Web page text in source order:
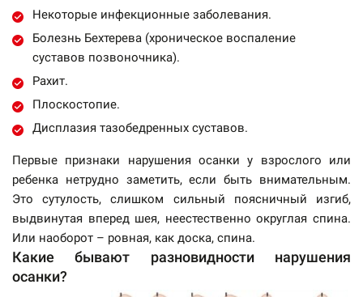
Некоторые инфекционные заболевания.
Болезнь Бехтерева (хроническое воспаление
суставов позвоночника).
Рахит.
Плоскостопие.
Дисплазия тазобедренных суставов.
Первые признаки нарушения осанки у взрослого или
ребенка нетрудно заметить, если быть внимательным.
Это сутулость, слишком сильный поясничный изгиб,
выдвинутая вперед шея, неестественно округлая спина.
Или наоборот – ровная, как доска, спина.
Какие бывают разновидности нарушения
осанки?